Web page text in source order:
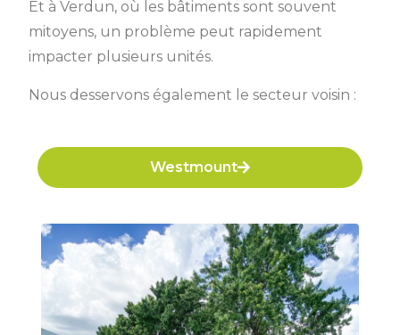
Et à Verdun, où les bâtiments sont souvent
mitoyens, un problème peut rapidement
impacter plusieurs unités.
Nous desservons également le secteur voisin :
Westmount